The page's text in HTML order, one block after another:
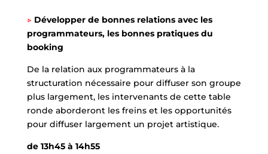
▷Développer de bonnes relations avec les
programmateurs, les bonnes pratiques du
booking
De la relation aux programmateurs à la
structuration nécessaire pour diffuser son groupe
plus largement, les intervenants de cette table
ronde aborderont les freins et les opportunités
pour diffuser largement un projet artistique.
de 13h45 à 14h55